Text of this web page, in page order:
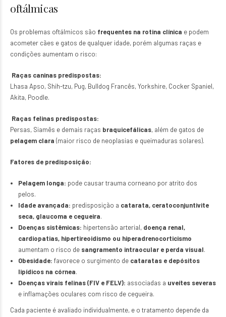
oftálmicas
Os problemas oftálmicos são frequentes na rotina clínica e podem
acometer cães e gatos de qualquer idade, porém algumas raças e
condições aumentam o risco:
Raças caninas predispostas:
Lhasa Apso, Shih-tzu, Pug, Bulldog Francês, Yorkshire, Cocker Spaniel,
Akita, Poodle.
Raças felinas predispostas:
Persas, Siamês e demais raças braquicefálicas, além de gatos de
pelagem clara (maior risco de neoplasias e queimaduras solares).
Fatores de predisposição:
Pelagem longa: pode causar trauma corneano por atrito dos
pelos.
Idade avançada: predisposição a catarata, ceratoconjuntivite
seca, glaucoma e cegueira.
Doenças sistêmicas: hipertensão arterial, doença renal,
cardiopatias, hipertireoidismo ou hiperadrenocorticismo
aumentam o risco de sangramento intraocular e perda visual.
Obesidade: favorece o surgimento de cataratas e depósitos
lipídicos na córnea.
Doenças virais felinas (FIV e FELV): associadas a uveítes severas
e inflamações oculares com risco de cegueira.
Cada paciente é avaliado individualmente, e o tratamento depende da